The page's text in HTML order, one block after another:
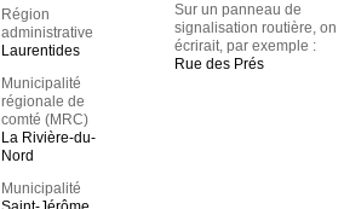
Région
administrative
Laurentides
Municipalité
régionale de
comté (MRC)
La Rivière-du-
Nord
Municipalité
Sur un panneau de
signalisation routière, on
écrirait, par exemple :
Rue des Prés